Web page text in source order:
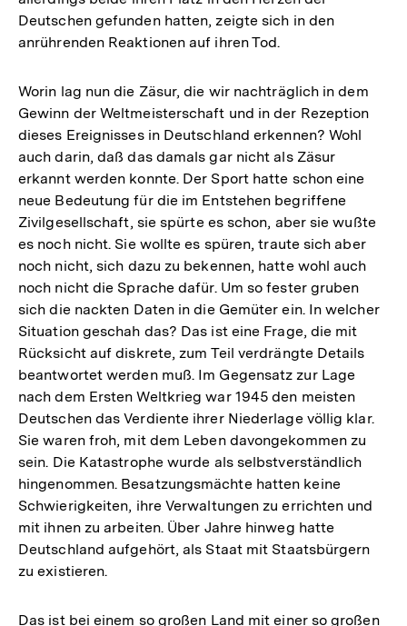
Deutschen gefunden hatten, zeigte sich in den
anrührenden Reaktionen auf ihren Tod.
Worin lag nun die Zäsur, die wir nachträglich in dem
Gewinn der Weltmeisterschaft und in der Rezeption
dieses Ereignisses in Deutschland erkennen? Wohl
auch darin, daß das damals gar nicht als Zäsur
erkannt werden konnte. Der Sport hatte schon eine
neue Bedeutung für die im Entstehen begriffene
Zivilgesellschaft, sie spürte es schon, aber sie wußte
es noch nicht. Sie wollte es spüren, traute sich aber
noch nicht, sich dazu zu bekennen, hatte wohl auch
noch nicht die Sprache dafür. Um so fester gruben
sich die nackten Daten in die Gemüter ein. In welcher
Situation geschah das? Das ist eine Frage, die mit
Rücksicht auf diskrete, zum Teil verdrängte Details
beantwortet werden muß. Im Gegensatz zur Lage
nach dem Ersten Weltkrieg war 1945 den meisten
Deutschen das Verdiente ihrer Niederlage völlig klar.
Sie waren froh, mit dem Leben davongekommen zu
sein. Die Katastrophe wurde als selbstverständlich
hingenommen. Besatzungsmächte hatten keine
Schwierigkeiten, ihre Verwaltungen zu errichten und
mit ihnen zu arbeiten. Über Jahre hinweg hatte
Deutschland aufgehört, als Staat mit Staatsbürgern
zu existieren.
Das ist bei einem so großen Land mit einer so großen